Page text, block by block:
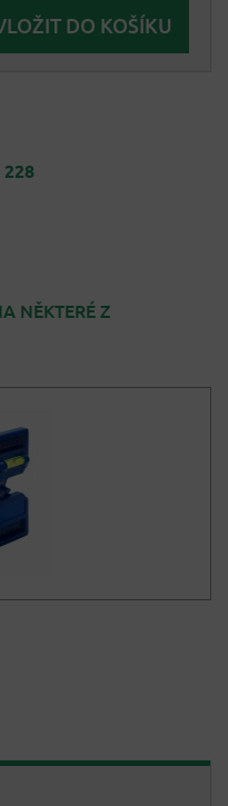
228
NĚKTERÉ Z